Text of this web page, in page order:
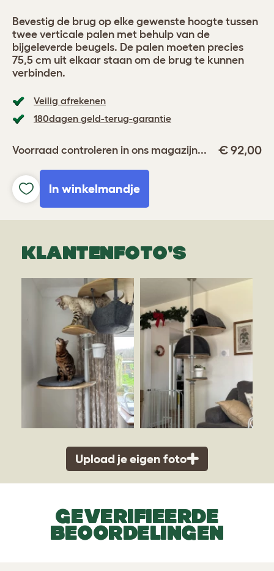
Veilig afrekenen
180dagen geld-terug-garantie
Voorraad controleren in ons magazijn... € 92,00
In winkelmandje
Bevestig de brug op elke gewenste hoogte tussen
twee verticale palen met behulp van de
bijgeleverde beugels. De palen moeten precies
75,5 cm uit elkaar staan om de brug te kunnen
verbinden.
KLANTENFOTO'S
Upload je eigen foto
GEVERIFIEERDE
BEOORDELINGEN